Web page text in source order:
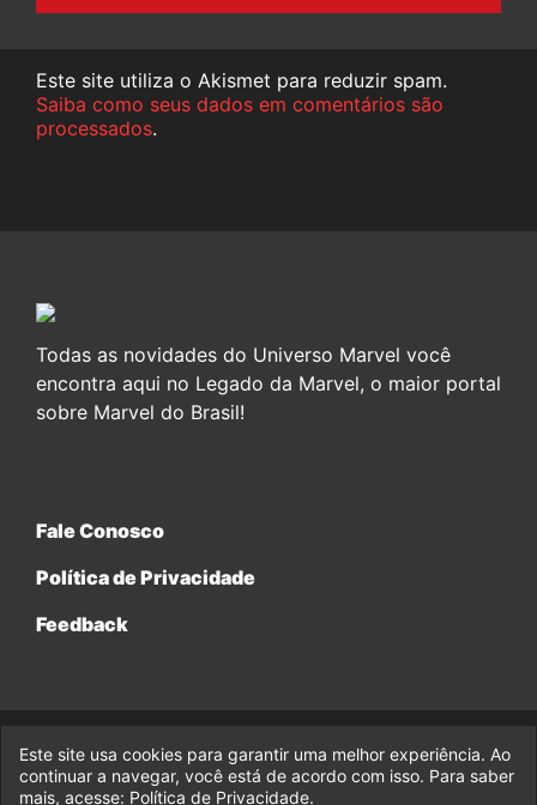
Este site utiliza o Akismet para reduzir spam.
Saiba como seus dados em comentários são
processados.
Todas as novidades do Universo Marvel você
encontra aqui no Legado da Marvel, o maior portal
sobre Marvel do Brasil!
Fale Conosco
Política de Privacidade
Feedback
© 2017-2026 Legado da Marvel, uma empresa da Legado
Enterprises.
Este site usa cookies para garantir uma melhor experiência. Ao
continuar a navegar, você está de acordo com isso. Para saber
mais, acesse: Política de Privacidade.